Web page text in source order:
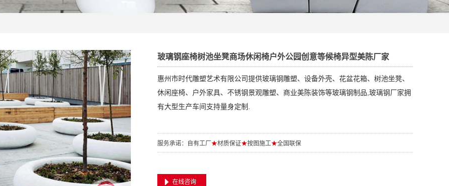
玻璃钢座椅树池坐凳商场休闲椅户外公园创意等候椅异型美陈厂家
惠州市时代雕塑艺术有限公司提供玻璃钢雕塑、设备外壳、花盆花箱、树池坐凳、
休闲座椅、户外家具、不锈钢景观雕塑、商业美陈装饰等玻璃钢制品,玻璃钢厂家拥
有大型生产车间支持量身定制.
服务承诺：自有工厂 ★材质保证★按图施工★全国联保
在线咨询